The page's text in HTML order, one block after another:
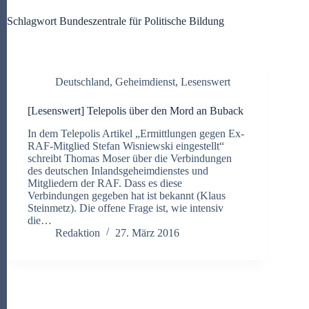
Schlagwort Bundeszentrale für Politische Bildung
Deutschland, Geheimdienst, Lesenswert
[Lesenswert] Telepolis über den Mord an Buback
In dem Telepolis Artikel „Ermittlungen gegen Ex-
RAF-Mitglied Stefan Wisniewski eingestellt“
schreibt Thomas Moser über die Verbindungen
des deutschen Inlandsgeheimdienstes und
Mitgliedern der RAF. Dass es diese
Verbindungen gegeben hat ist bekannt (Klaus
Steinmetz). Die offene Frage ist, wie intensiv
die…
Redaktion
27. März 2016